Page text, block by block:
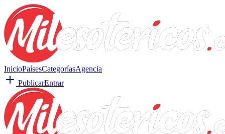
InicioPaísesCategoríasAgencia
PublicarEntrar